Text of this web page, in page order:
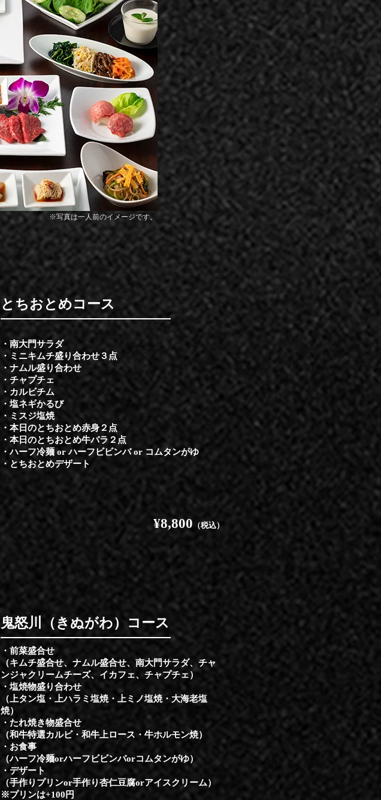
​※写真は一人前のイメージです。
​とちおとめコース
・南大門サラダ
・ミニキムチ盛り合わせ３点
・ナムル盛り合わせ
・チャプチェ
・カルビチム
・塩ネギかるび
・ミスジ塩焼
・本日のとちおとめ赤身２点
​・本日のとちおとめ牛バラ２点
・ハーフ冷麺 or ハーフビビンバ or コムタンがゆ
​・とちおとめデザート
¥8,800 （税込）
​鬼怒川（きぬがわ）コース
・前菜盛合せ
（キムチ盛合せ、ナムル盛合せ、南大門サラダ、チャ
ンジャクリームチーズ、イカフェ、チャプチェ）
・塩焼物盛り合わせ
（上タン塩・上ハラミ塩焼・上ミノ塩焼・大海老塩
焼）
・たれ焼き物盛合せ
（和牛特選カルビ・和牛上ロース・牛ホルモン焼）
・お食事
（ハーフ冷麺orハーフビビンバorコムタンがゆ）
​・デザート
（手作りプリンor手作り杏仁豆腐orアイスクリーム）
​※プリンは+100円